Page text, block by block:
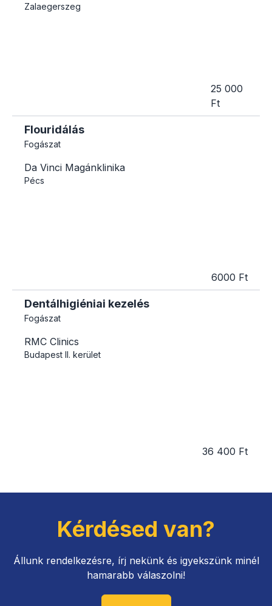
Zalaegerszeg
25 000
Ft
Flouridálás
Fogászat
Da Vinci Magánklinika
Pécs
6000 Ft
Dentálhigiéniai kezelés
Fogászat
RMC Clinics
Budapest II. kerület
36 400 Ft
Kérdésed van?
Állunk rendelkezésre, írj nekünk és igyekszünk minél
hamarabb válaszolni!